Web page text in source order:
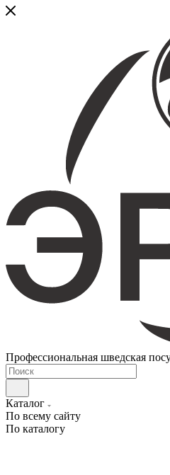
Профессиональная шведская
Каталог
По всему сайту
По каталогу